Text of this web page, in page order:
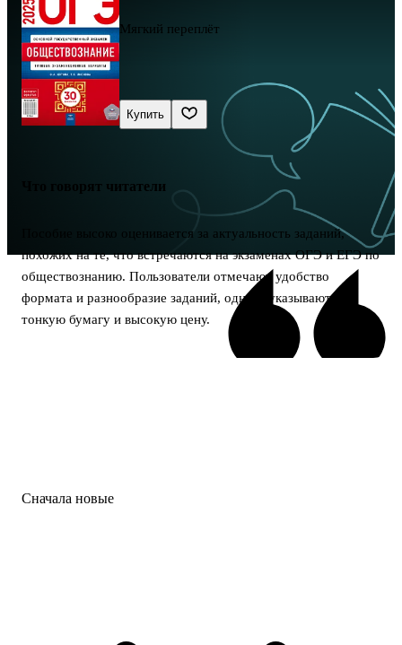
Мягкий переплёт
Купить
Что говорят читатели
Пособие высоко оценивается за актуальность заданий,
похожих на те, что встречаются на экзаменах ОГЭ и ЕГЭ по
обществознанию. Пользователи отмечают удобство
формата и разнообразие заданий, однако указывают на
тонкую бумагу и высокую цену.
Сначала новые